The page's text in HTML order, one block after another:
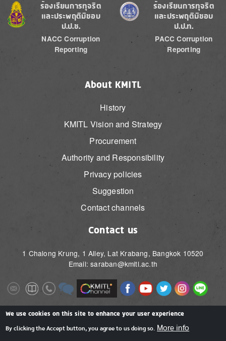
Image
ร้องเรียนการทุจริต
และประพฤติมิชอบ
ป.ป.ช.
NACC Corruption
Reporting
Image
ร้องเรียนการทุจริต
และประพฤติมิชอบ
ป.ป.ท.
PACC Corruption
Reporting
About KMITL
History
KMITL Vision and Strategy
Procurement
Authority and Responsibility
Privacy policies
Suggestion
Contact channels
Contact us
1 Chalong Krung, 1 Alley, Lat Krabang, Bangkok 10520
Email: saraban@kmitl.ac.th
ImageImageImageImage Image ImageImageImageImageImage
Image Image
We use cookies on this site to enhance your user experience
By clicking the Accept button, you agree to us doing so. More info